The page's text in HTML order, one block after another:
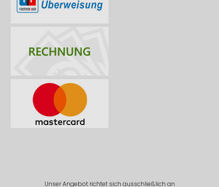
Unser Angebot richtet sich ausschließlich an